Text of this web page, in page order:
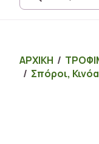
ΑΡΧΙΚΗ /
/ Σπόροι,